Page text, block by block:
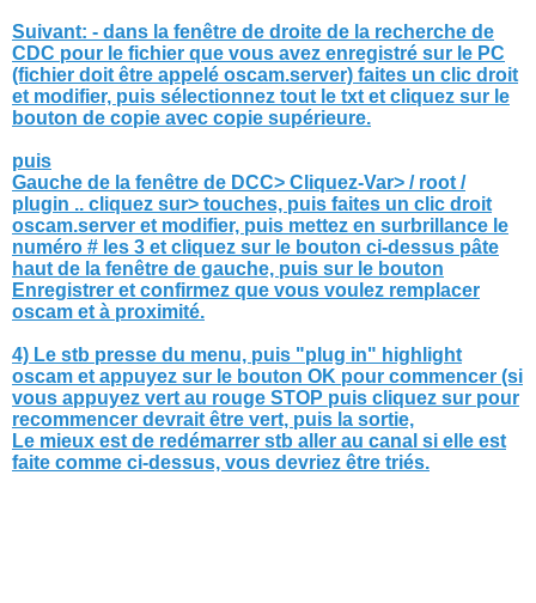
Suivant: - dans la fenêtre de droite de la recherche de
CDC pour le fichier que vous avez enregistré sur le PC
(fichier doit être appelé oscam.server) faites un clic droit
et modifier, puis sélectionnez tout le txt et cliquez sur le
bouton de copie avec copie supérieure.
puis
Gauche de la fenêtre de DCC> Cliquez-Var> / root /
plugin .. cliquez sur> touches, puis faites un clic droit
oscam.server et modifier, puis mettez en surbrillance le
numéro # les 3 et cliquez sur le bouton ci-dessus pâte
haut de la fenêtre de gauche, puis sur le bouton
Enregistrer et confirmez que vous voulez remplacer
oscam et à proximité.
4) Le stb presse du menu, puis "plug in" highlight
oscam et appuyez sur le bouton OK pour commencer (si
vous appuyez vert au rouge STOP puis cliquez sur pour
recommencer devrait être vert, puis la sortie,
Le mieux est de redémarrer stb aller au canal si elle est
faite comme ci-dessus, vous devriez être triés.